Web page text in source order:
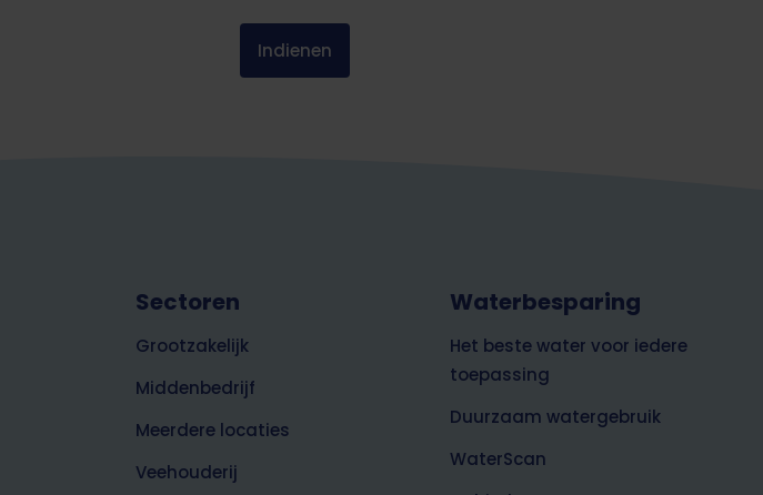
Footer
zakelijk
Sectoren
Grootzakelijk
Middenbedrijf
Meerdere locaties
Veehouderij
Waterbesparing
Het beste water voor iedere
toepassing
Duurzaam watergebruik
WaterScan